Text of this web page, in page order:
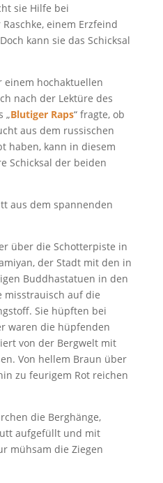
sie Hilfe bei
einem Erzfeind
kann sie das Schicksal
einem hochaktuellen
nach der Lektüre des
„Blutiger Raps“ fragte, ob
aus dem russischen
haben, kann in diesem
Schicksal der beiden
aus dem spannenden
über die Schotterpiste in
der Stadt mit den in
Buddhastatuen in den
misstrauisch auf die
Sie hüpften bei
waren die hüpfenden
von der Bergwelt mit
Von hellem Braun über
zu feurigem Rot reichen
die Berghänge,
aufgefüllt und mit
mühsam die Ziegen